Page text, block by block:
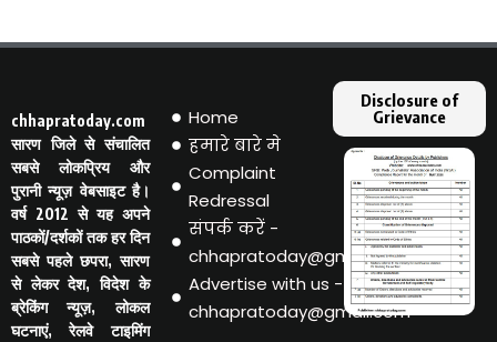
chhapratoday.com
सारण जिले से संचालित
सबसे लोकप्रिय और
पुरानी न्यूज़ वेबसाइट है।
वर्ष 2012 से यह अपने
पाठकों/दर्शकों तक हर दिन
सबसे पहले छपरा, सारण
से लेकर देश, विदेश के
ब्रेकिंग न्यूज़, लोकल
घटनाएं, रेलवे टाइमिंग
Home
हमारे बारे मे
Complaint
Redressal
संपर्क करें -
chhapratoday@gmail.com
Advertise with us -
chhapratoday@gmail.com
Disclosure of
Grievance